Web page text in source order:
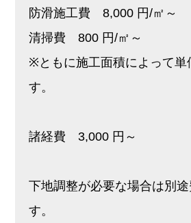
防滑施工費 8,000 円/㎡～
清掃費 800 円/㎡～
※ともに施工面積によって単
す。
諸経費 3,000 円～
下地調整が必要な場合は別
す。